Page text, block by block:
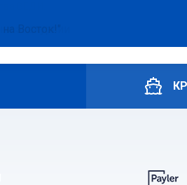
ВЕДИ
даты
экскурсии
Восток!"
ВЕДИ.